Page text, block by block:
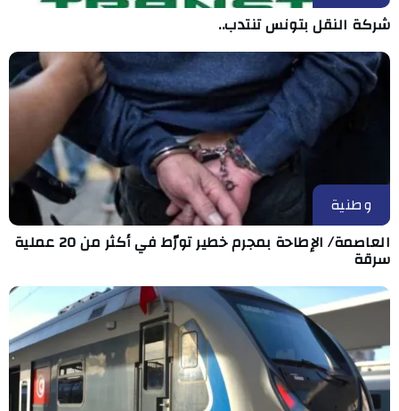
شركة النقل بتونس تنتدب..
وطنية
العاصمة/ الإطاحة بمجرم خطير تورّط في أكثر من 20 عملية
سرقة